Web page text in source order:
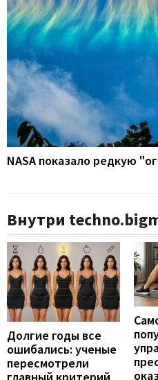
NASA показало редкую
Внутри
Долгие годы все
ошибались: ученые
пересмотрели